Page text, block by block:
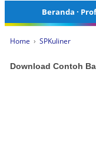
Beranda ·
Home › SPKuliner
Download Contoh